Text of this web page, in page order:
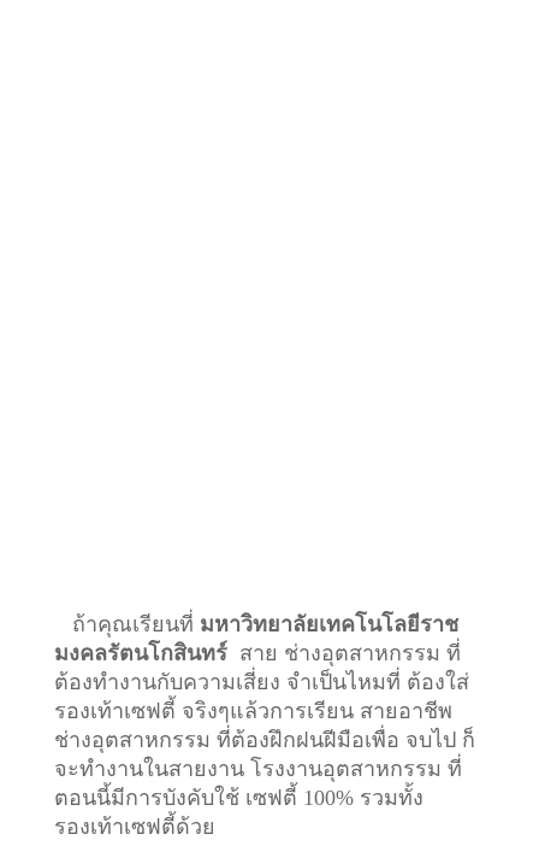
ถ้าคุณเรียนที่ มหาวิทยาลัยเทคโนโลยีราช
มงคลรัตนโกสินทร์สาย ช่างอุตสาหกรรม ที่
ต้องทำงานกับความเสี่ยง จำเป็นไหมที่ ต้องใส่
รองเท้าเซฟตี้ จริงๆแล้วการเรียน สายอาชีพ
ช่างอุตสาหกรรม ที่ต้องฝึกฝนฝีมือเพื่อ จบไป ก็
จะทำงานในสายงาน โรงงานอุตสาหกรรม ที่
ตอนนี้มีการบังคับใช้ เซฟตี้ 100% รวมทั้ง
รองเท้าเซฟตี้ด้วย